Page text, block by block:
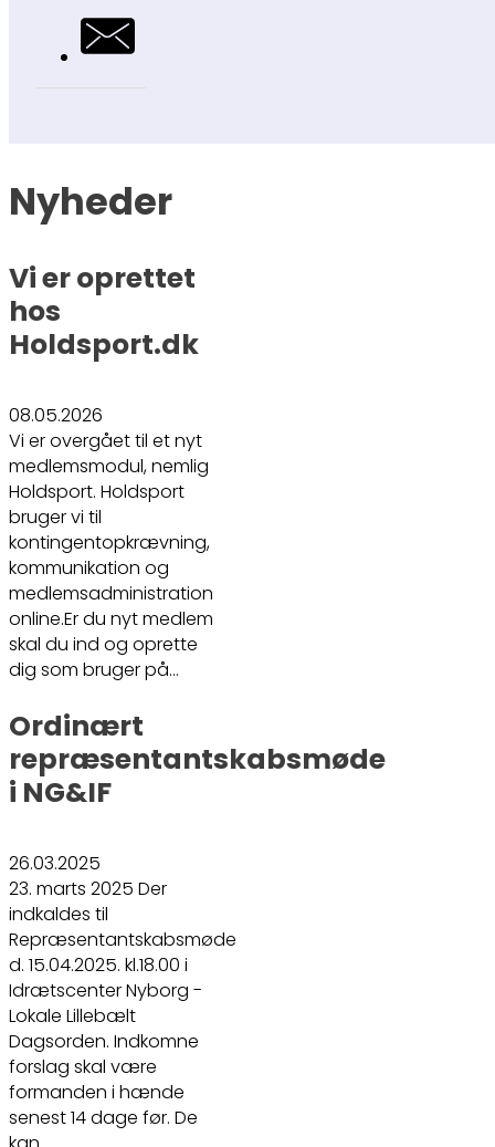
Nyheder
Vi er oprettet
hos
Holdsport.dk
08.05.2026
Vi er overgået til et nyt
medlemsmodul, nemlig
Holdsport. Holdsport
bruger vi til
kontingentopkrævning,
kommunikation og
medlemsadministration
online.Er du nyt medlem
skal du ind og oprette
dig som bruger på…
Ordinært
repræsentantskabsmøde
i NG&IF
26.03.2025
23. marts 2025 Der
indkaldes til
Repræsentantskabsmøde
d. 15.04.2025. kl.18.00 i
Idrætscenter Nyborg -
Lokale Lillebælt
Dagsorden. Indkomne
forslag skal være
formanden i hænde
senest 14 dage før. De